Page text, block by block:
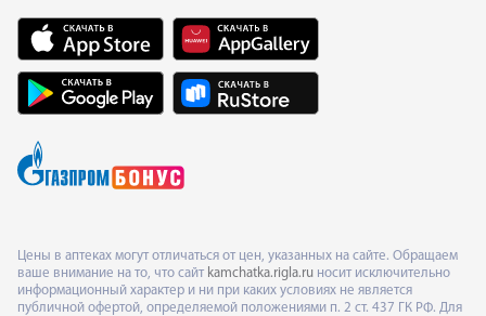
Цены в аптеках могут отличаться от цен, указанных на сайте. Обращаем
ваше внимание на то, что сайт kamchatka.rigla.ru носит исключительно
информационный характер и ни при каких условиях не является
публичной офертой, определяемой положениями п. 2 ст. 437 ГК РФ. Для